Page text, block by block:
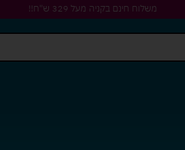
משלוח חינם בקניה מעל 329 ש"ח!!